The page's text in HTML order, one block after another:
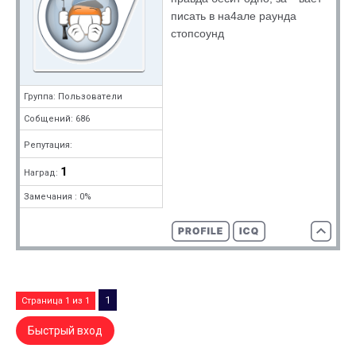
Группа: Пользователи
Собщений: 686
Репутация:
Наград: 1
Замечания : 0%
писать в на4але раунда
стопсоунд
Страница 1 из 1 1